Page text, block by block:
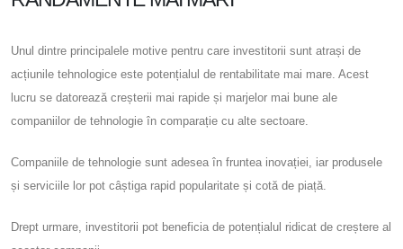
Unul dintre principalele motive pentru care investitorii sunt atrași de
acțiunile tehnologice este potențialul de rentabilitate mai mare. Acest
lucru se datorează creșterii mai rapide și marjelor mai bune ale
companiilor de tehnologie în comparație cu alte sectoare.
Companiile de tehnologie sunt adesea în fruntea inovației, iar produsele
și serviciile lor pot câștiga rapid popularitate și cotă de piață.
Drept urmare, investitorii pot beneficia de potențialul ridicat de creștere al